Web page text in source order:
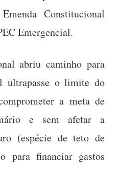
Constitucional
Emergencial.
abriu caminho para
ultrapasse o limite do
a meta de
e sem afetar a
(espécie de teto de
para financiar gastos